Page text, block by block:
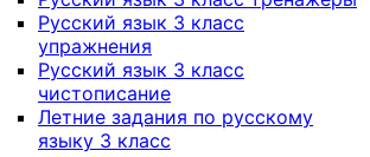
Русский язык 3 класс
упражнения
Русский язык 3 класс
чистописание
Летние задания по русскому
языку 3 класс